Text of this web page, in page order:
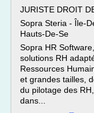
JURISTE DROIT
Sopra Steria - Île-
Hauts-De-Se
Sopra HR
solutions RH
Ressources
et grandes tailles,
du pilotage des
dans...